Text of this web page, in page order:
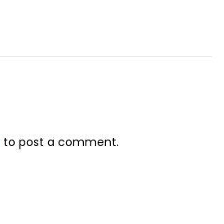
to post a comment.